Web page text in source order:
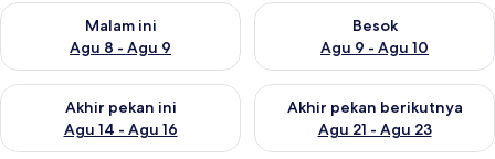
Malam ini
Agu 8 - Agu 9
Periksa ketersediaan untuk malam ini Agu 8 - Agu 9
Besok
Agu 9 - Agu 10
Periksa ketersediaan untuk
Akhir pekan ini
Agu 14 - Agu 16
Periksa ketersediaan untuk akhir pekan ini Agu 14 - Agu 16
Akhir pekan berikutnya
Agu 21 - Agu 23
Periksa ketersediaan untuk